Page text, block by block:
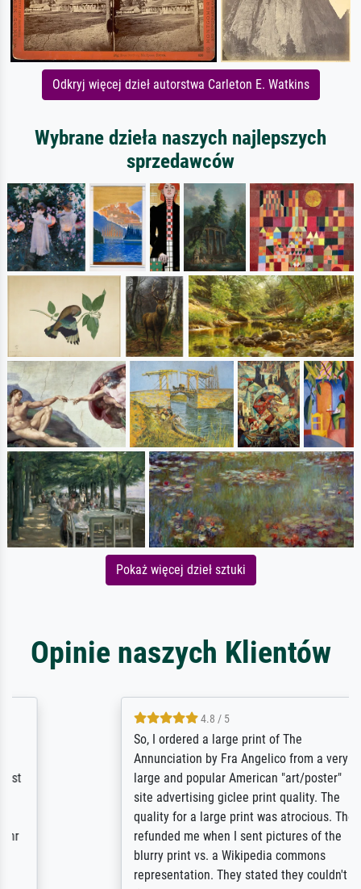
Odkryj więcej dzieł autorstwa Carleton E. Watkins
Wybrane dzieła naszych najlepszych
sprzedawców
Pokaż więcej dzieł sztuki
Opinie naszych Klientów
4.8 / 5
So, I ordered a large print of The
Annunciation by Fra Angelico from a very
large and popular American "art/poster"
site advertising giclee print quality. The
quality for a large print was atrocious. They
refunded me when I sent pictures of the
blurry print vs. a Wikipedia commons
representation. They stated they couldn't